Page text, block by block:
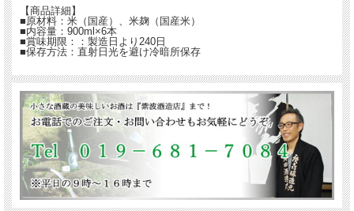
【商品詳細】
■原材料：米（国産）、米麹（国産米）
■内容量：900ml×6本
■賞味期限：：製造日より240日
■保存方法：直射日光を避け冷暗所保存